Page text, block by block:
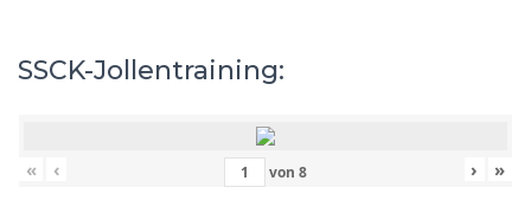
SSCK-Jollentraining:
« ‹ von 8 › »